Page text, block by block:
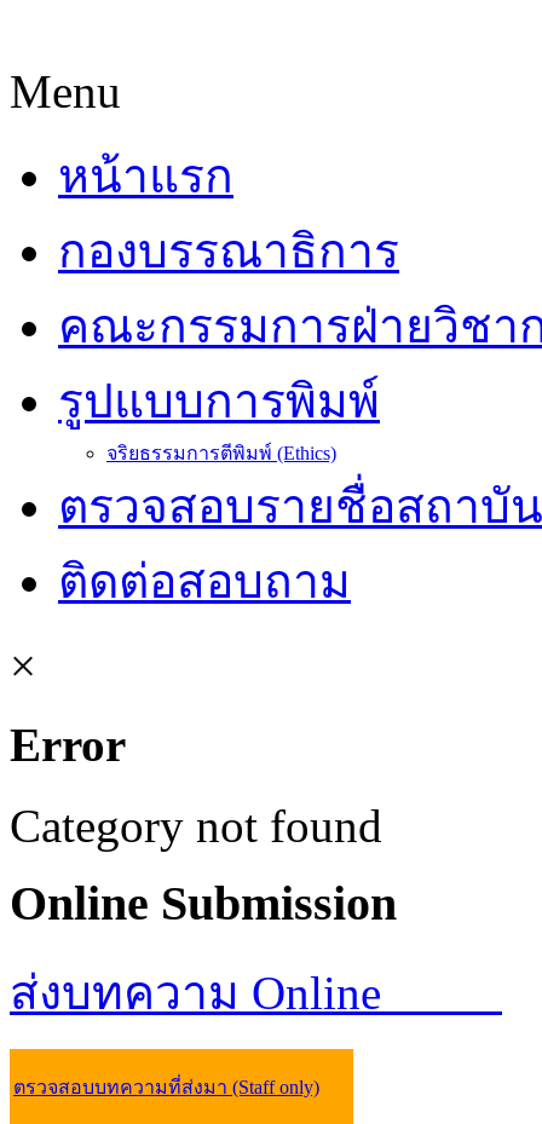
Menu
หน้าแรก
กองบรรณาธิการ
คณะกรรมการฝ่ายวิชา
รูปแบบการพิมพ์
จริยธรรมการตีพิมพ์ (Ethics)
ตรวจสอบรายชื่อสถาบั
ติดต่อสอบถาม
×
Error
Category not found
Online Submission
ส่งบทความ Online
ตรวจสอบบทความที่ส่งมา (Staff only)